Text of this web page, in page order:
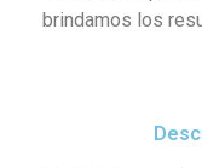
brindamos los